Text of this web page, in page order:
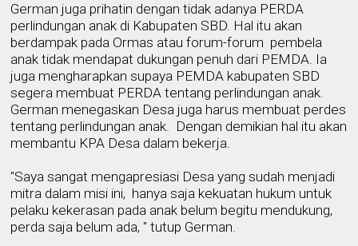
German juga prihatin dengan tidak adanya PERDA
perlindungan anak di Kabupaten SBD. Hal itu akan
berdampak pada Ormas atau forum-forum pembela
anak tidak mendapat dukungan penuh dari PEMDA. Ia
juga mengharapkan supaya PEMDA kabupaten SBD
segera membuat PERDA tentang perlindungan anak.
German menegaskan Desa juga harus membuat perdes
tentang perlindungan anak. Dengan demikian hal itu akan
membantu KPA Desa dalam bekerja.
"Saya sangat mengapresiasi Desa yang sudah menjadi
mitra dalam misi ini, hanya saja kekuatan hukum untuk
pelaku kekerasan pada anak belum begitu mendukung,
perda saja belum ada, " tutup German.